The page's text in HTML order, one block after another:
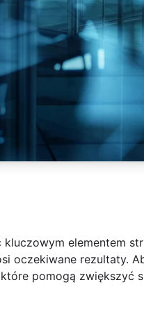
elementem
oczekiwane rezultaty.
pomogą zwiększyć